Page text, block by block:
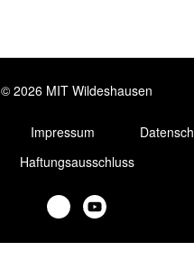
© 2026 MIT Wildeshausen
Impressum
Haftungsausschluss